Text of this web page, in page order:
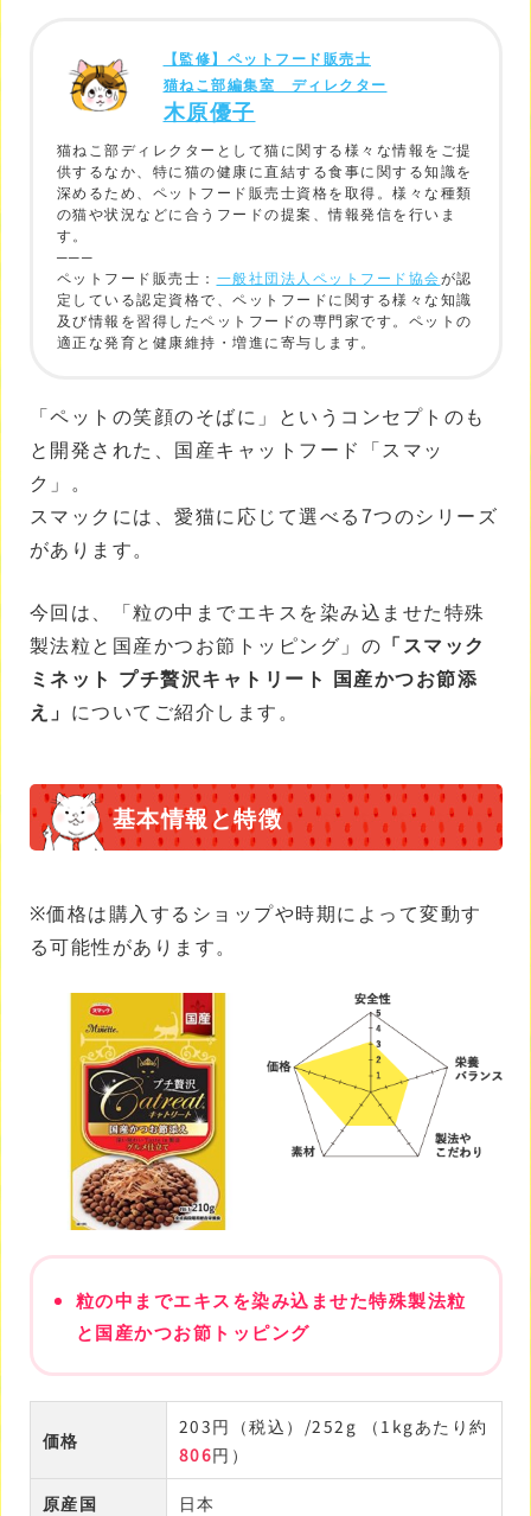
【監修】ペットフード販売士
猫ねこ部編集室 ディレクター
木原優子
猫ねこ部ディレクターとして猫に関する様々な情報をご提
供するなか、特に猫の健康に直結する食事に関する知識を
深めるため、ペットフード販売士資格を取得。様々な種類
の猫や状況などに合うフードの提案、情報発信を行いま
す。
───
ペットフード販売士： 一般社団法人ペットフード協会が認
定している認定資格で、ペットフードに関する様々な知識
及び情報を習得したペットフードの専門家です。ペットの
適正な発育と健康維持・増進に寄与します。
「ペットの笑顔のそばに」というコンセプトのも
と開発された、国産キャットフード「スマッ
ク」。
スマックには、愛猫に応じて選べる7つのシリーズ
があります。
今回は、「粒の中までエキスを染み込ませた特殊
製法粒と国産かつお節トッピング」の 「スマック
ミネット プチ贅沢キャトリート 国産かつお節添
え」 についてご紹介します。
基本情報と特徴
※価格は購入するショップや時期によって変動す
る可能性があります。
粒の中までエキスを染み込ませた特殊製法粒
と国産かつお節トッピング
価格
203円（税込）/252g （1kgあたり約
806円）
原産国 日本